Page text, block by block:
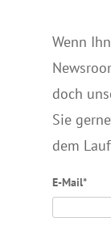
Wenn
doch
Sie
dem
E-Mail*